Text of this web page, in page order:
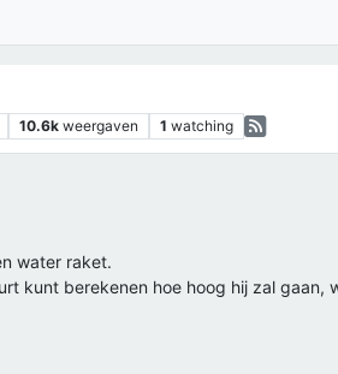
10.6k weergaven 1 watching
water raket.
kunt berekenen hoe hoog hij zal gaan,